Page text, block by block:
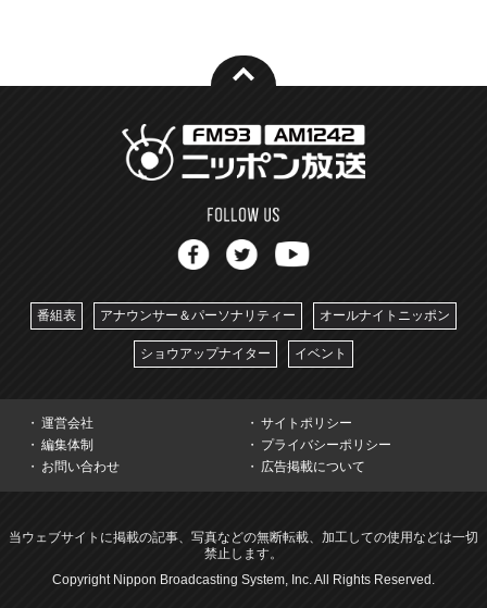
番組表 アナウンサー＆パーソナリティー オールナイトニッポン
ショウアップナイター イベント
運営会社
サイトポリシー
編集体制
プライバシーポリシー
お問い合わせ
広告掲載について
当ウェブサイトに掲載の記事、写真などの無断転載、加工しての使用などは一切
禁止します。
Copyright Nippon Broadcasting System, Inc. All Rights Reserved.